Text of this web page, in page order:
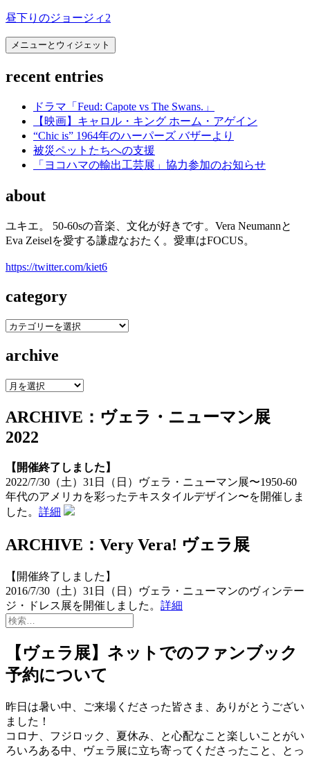
コ
テ
ツ
昼下りのジョージィ2
メニューとウィジェット
recent entries
ドラマ「Feud: Capote vs The Swans.」
【映画】キャロル・キング ホーム・アゲイン
“Chic is” 1964年のハーパーズ バザーより
被災ペットたちへの支援
「ヨコハマの輸出工芸展」協力参加のお知らせ
about
ユキエ。 50-60sの音楽、文化が好きです。Vera Neumannと
Eva Zeiselを愛する謙虚なおたく。愛車はFOCUS。
https://twitter.com/kiet6
category
category
archive
archive
ARCHIVE：ヴェラ・ニューマン展
2022
【開催終了しました】
2022/7/30（土）31日（日）ヴェラ・ニューマン展〜1950-60
年代のアメリカを彩ったテキスタイルデザイン〜を開催しま
した。 詳細
ARCHIVE：Very Vera! ヴェラ展
【開催終了しました】
2016/7/30（土）31日（日）ヴェラ・ニューマンのヴィンテー
ジ・ドレス展を開催しました。 詳細
検
【ヴェラ展】ネットでのファンブック
予約について
昨日は暑い中、ご来場くださった皆さま、ありがとうござい
ました！
コロナ、フジロック、夏休み、と心配なこと楽しいことがい
ろいろある中、ヴェラ展に立ち寄ってくださったこと、とっ